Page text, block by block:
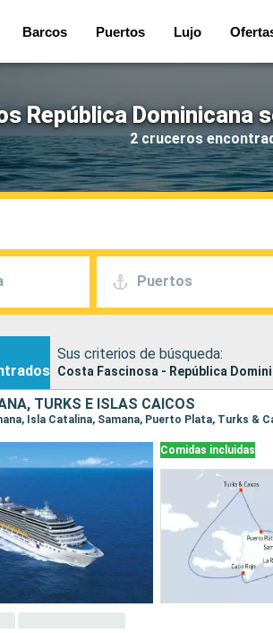
Barcos Puertos Lujo
República Dominicana
2 cruceros
Puertos
Sus criterios de búsqueda:
Costa Fascinosa - República
TURKS E ISLAS CAICOS
Isla Catalina, Samana, Puerto Plata, Turks &
Comidas incluidas